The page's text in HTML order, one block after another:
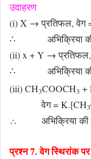
उदाहरण
(i) X → प्रतिफल, वेग
∴ अभिक्रिया की
(ii) x + Y →
∴ अभिक्रिया की
(iii) CH3COOCH3 +
वेग = K.[CH3
∴ अभिक्रिया की
प्रश्न 7. वेग स्थिरांक